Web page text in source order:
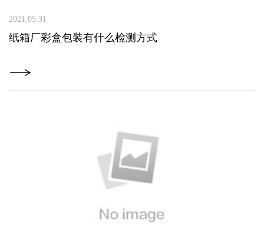
2021.05.31
纸箱厂彩盒包装有什么检测方式